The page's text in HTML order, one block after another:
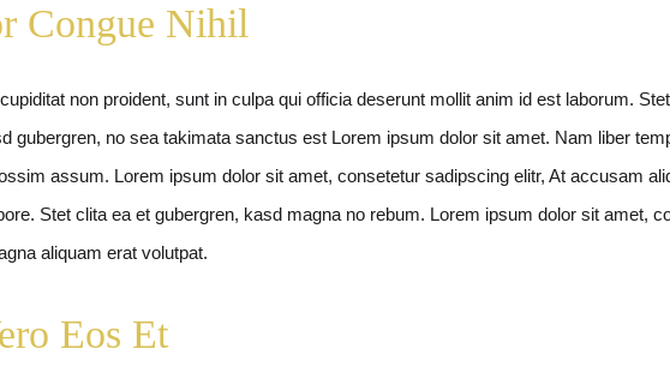
Congue Nihil
non proident, sunt in culpa qui officia deserunt mollit anim id est laborum.
gubergren, no sea takimata sanctus est Lorem ipsum dolor sit amet. Nam liber
assum. Lorem ipsum dolor sit amet, consetetur sadipscing elitr, At accusam
Stet clita ea et gubergren, kasd magna no rebum. Lorem ipsum dolor sit amet,
aliquam erat volutpat.
Eos Et